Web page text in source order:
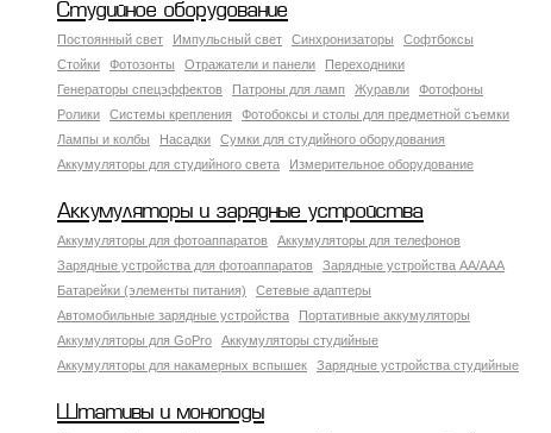
Студийное оборудование
Постоянный свет Импульсный свет Синхронизаторы
Софтбоксы
Стойки
Фотозонты Отражатели и панели
Переходники
Генераторы спецэффектов
Патроны для ламп Журавли
Фотофоны
Ролики
Системы крепления
Фотобоксы и столы для предметной съемки
Лампы и колбы
Насадки
Сумки для студийного оборудования
Аккумуляторы для студийного света
Измерительное оборудование
Аккумуляторы и зарядные устройства
Аккумуляторы для фотоаппаратов
Аккумуляторы для телефонов
Зарядные устройства для фотоаппаратов
Зарядные устройства AA/AAA
Батарейки (элементы питания)
Сетевые адаптеры
Автомобильные зарядные устройства
Портативные аккумуляторы
Аккумуляторы для GoPro
Аккумуляторы студийные
Аккумуляторы для накамерных вспышек
Зарядные устройства студийные
Штативы и моноподы